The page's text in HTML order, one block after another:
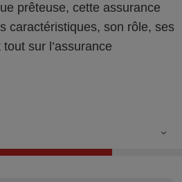
prêteuse, cette assurance
caractéristiques, son rôle, ses
sur l’assurance